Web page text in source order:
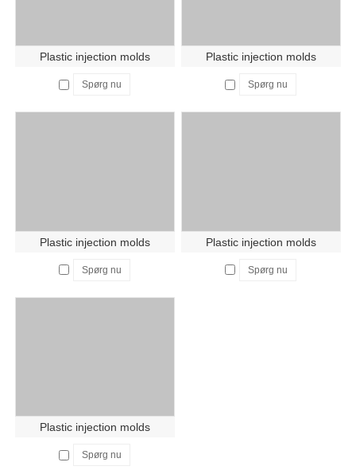
Plastic injection molds
Spørg nu
Plastic injection molds
Spørg nu
Plastic injection molds
Spørg nu
Plastic injection molds
Spørg nu
Plastic injection molds
Spørg nu